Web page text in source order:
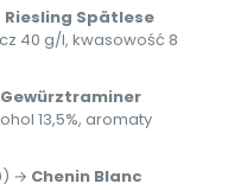
Riesling Spätlese
40 g/l, kwasowość 8
Gewürztraminer
13,5%, aromaty
→ Chenin Blanc